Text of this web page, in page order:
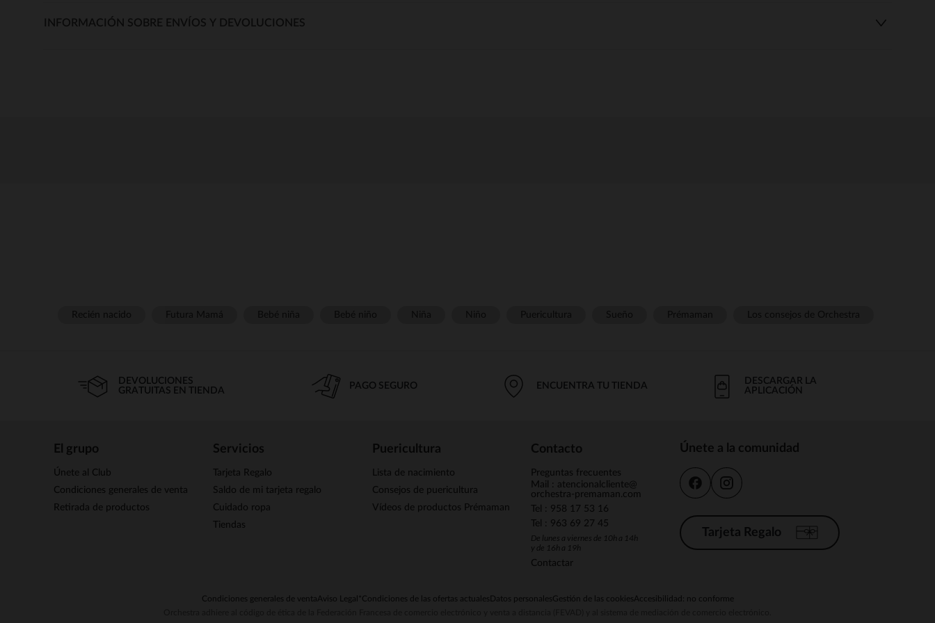
INFORMACIÓN SOBRE ENVÍOS Y DEVOLUCIONES
DEVOLUCIONES
GRATUITAS EN TIENDA
PAGO SEGURO ENCUENTRA TU TIENDA
DESCARGAR LA
APLICACIÓN
El grupo
Únete al Club
Condiciones generales de venta
Retirada de productos
Servicios
Tarjeta Regalo
Saldo de mi tarjeta regalo
Cuidado ropa
Tiendas
Puericultura
Lista de nacimiento
Consejos de puericultura
Vídeos de productos Prémaman
Contacto
Preguntas frecuentes
Mail : atencionalcliente@
orchestra-premaman.com
Tel : 958 17 53 16
Tel : 963 69 27 45
De lunes a viernes de 10h a 14h
y de 16h a 19h
Contactar
Únete a la comunidad
Tarjeta Regalo
Condiciones generales de ventaAviso Legal *Condiciones de las ofertas actuales Datos personalesGestión de las cookiesAccesibilidad: no conforme